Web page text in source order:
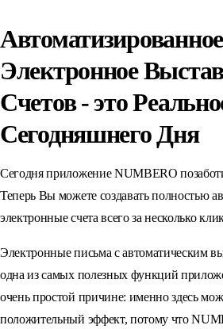
Автоматизированное
Электронное
Счетов - это
Сегодняшнего Дня
Сегодня приложение NUMBERO
Теперь Вы можете создавать полностью
электронные счета всего за несколько
Электронные письма с автоматическим
одна из самых полезных функций
очень простой причине: именно здесь
положительный эффект, потому что